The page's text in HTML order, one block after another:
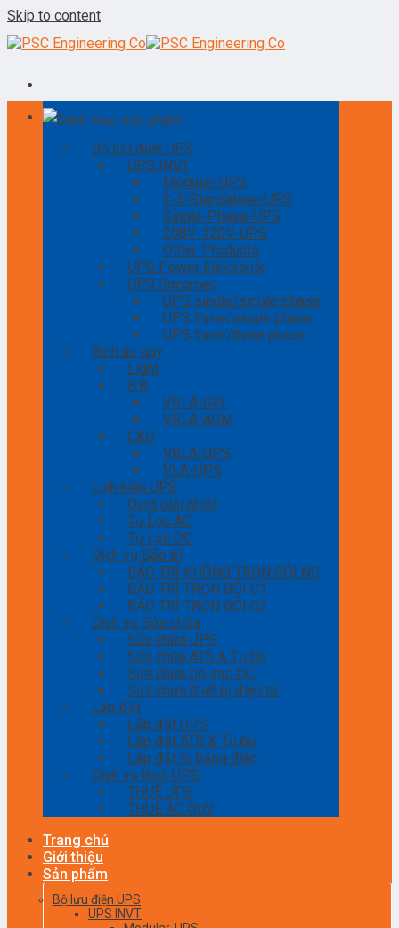
Skip to content
Danh mục sản phẩm
Bộ lưu điện UPS
UPS INVT
Modular-UPS
3-3-Standalone-UPS
Single-Phase-UPS
208V-120V-UPS
Other-Products
UPS Power Elektronik
UPS Socomec
UPS single/single-phase
UPS three/single phase
UPS three/three phase
Bình ắc quy
Light
B.B
VRLA-GEL
VRLA-AGM
C&D
VRLA-UPS
VLA-UPS
Linh kiện UPS
Quạt giải nhiệt
Tụ Lọc AC
Tụ Lọc DC
Dịch vụ Bảo trì
BẢO TRÌ KHÔNG TRỌN GÓI NC
BẢO TRÌ TRỌN GÓI C1
BẢO TRÌ TRỌN GÓI C2
Dịch vụ Sửa chữa
Sửa chữa UPS
Sửa chữa ATS & Tụ bù
Sửa chữa bộ sạc DC
Sửa chữa thiết bị điện tử
Lắp đặt
Lắp đặt UPS
Lắp đặt ATS & Tụ bù
Lắp đặt tủ bảng điện
Dịch vụ thuê UPS
THUÊ UPS
THUÊ ẮC QUY
Trang chủ
Giới thiệu
Sản phẩm
Bộ lưu điện UPS
UPS INVT